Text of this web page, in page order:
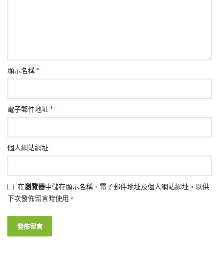
顯示名稱*
電子郵件地址*
個人網站網址
在瀏覽器中儲存顯示名稱、電子郵件地址及個人網站網址，以供
下次發佈留言時使用。